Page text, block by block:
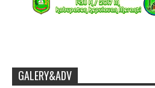
GALERY&ADV